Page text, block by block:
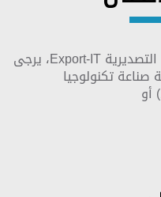
للاستفسار عن برنامج المساندة التصديرية Export-IT، يرجى
صناعة تكنولوجيا
المعلومات (إيتيدا) على (16248) أو